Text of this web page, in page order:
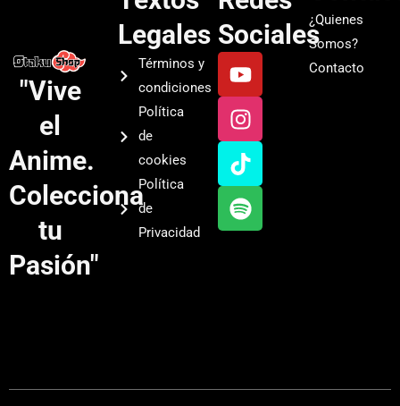
"Vive
el
Anime.
Colecciona
tu
Pasión"
Legales
Términos y
condiciones
Política
de
cookies
Política
de
Privacidad
Sociales
Y
o
u
t
u
b
e
I
n
s
t
a
g
r
a
T
i
k
t
o
k
S
p
o
t
i
f
y
¿Quienes
Somos?
Contacto